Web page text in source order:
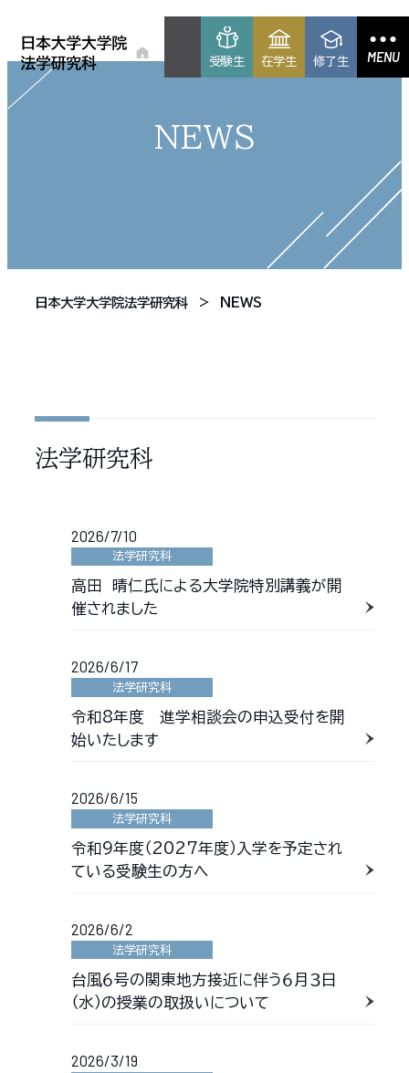
受験生 在学生 修了生 MENU
NEWS
日本大学大学院法学研究科 NEWS
法学研究科
2026/7/10
法学研究科
高田 晴仁氏による大学院特別講義が開
催されました
2026/6/17
法学研究科
令和8年度 進学相談会の申込受付を開
始いたします
2026/6/15
法学研究科
令和9年度（2027年度）入学を予定され
ている受験生の方へ
2026/6/2
法学研究科
台風６号の関東地方接近に伴う６月３日
（水）の授業の取扱いについて
2026/3/19